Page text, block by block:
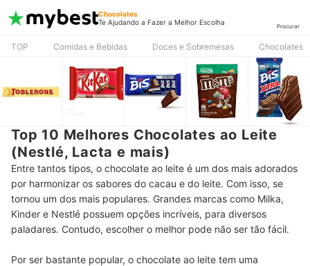
Chocolates
Te Ajudando a Fazer a Melhor Escolha
Procurar
TOP Comidas e Bebidas Doces e Sobremesas Chocolates
Top 10 Melhores Chocolates ao Leite
(Nestlé, Lacta e mais)
Entre tantos tipos, o chocolate ao leite é um dos mais adorados
por harmonizar os sabores do cacau e do leite. Com isso, se
tornou um dos mais populares. Grandes marcas como Milka,
Kinder e Nestlé possuem opções incríveis, para diversos
paladares. Contudo, escolher o melhor pode não ser tão fácil.
Por ser bastante popular, o chocolate ao leite tem uma